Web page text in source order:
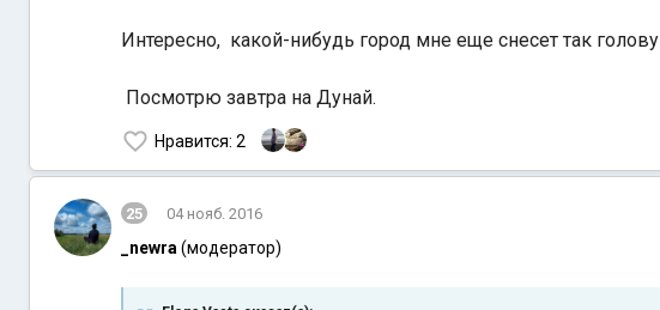
Интересно, какой-нибудь город мне еще снесет так голову
Посмотрю завтра на Дунай.
Нравится: 2
25 04 нояб. 2016
_newra (модератор)